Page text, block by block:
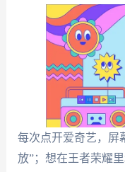
每次点开爱奇艺，屏
放”；想在王者荣耀